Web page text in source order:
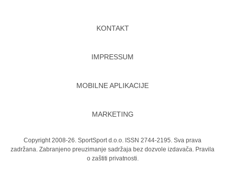
KONTAKT
IMPRESSUM
MOBILNE APLIKACIJE
MARKETING
Copyright 2008-26. SportSport d.o.o. ISSN 2744-2195. Sva prava
zadržana. Zabranjeno preuzimanje sadržaja bez dozvole izdavača. Pravila
o zaštiti privatnosti.